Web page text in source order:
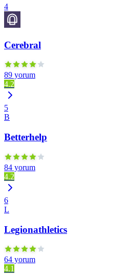
4
Cerebral
89 yorum
4.2
5
B
Betterhelp
84 yorum
4.2
6
L
Legionathletics
64 yorum
4.1